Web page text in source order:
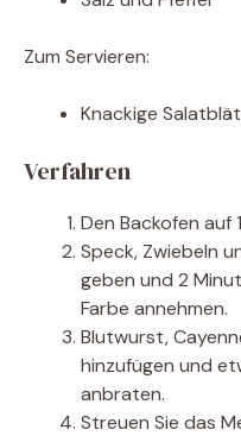
Zum Servieren:
Knackige
Verfahren
Den Backofen auf
Speck, Zwiebeln
geben und 2
Farbe annehmen.
Blutwurst,
hinzufügen und
anbraten.
Streuen Sie das